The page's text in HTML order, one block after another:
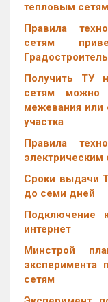
тепловым сетям
Правила
сетям
Получить ТУ
сетям можно
межевания или
участка
Правила
Сроки выдачи
до семи дней
Подключение
интернет
Минстрой
эксперимента
сетям